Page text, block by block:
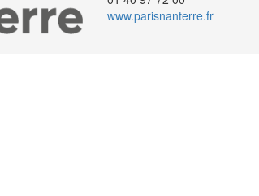
www.parisnanterre.fr